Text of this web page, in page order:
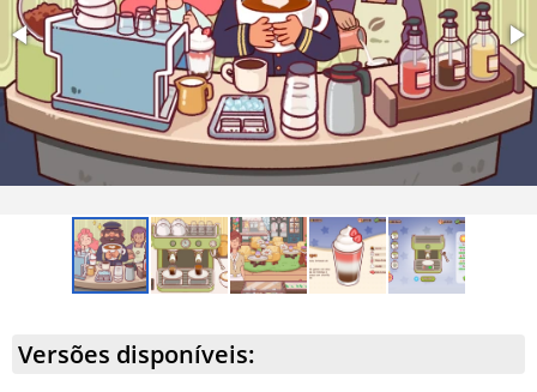
Versões disponíveis: